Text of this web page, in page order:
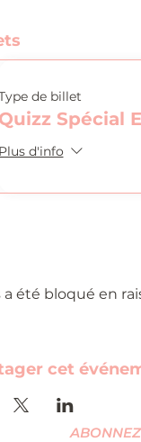
de billet
Quizz Spécial
Plus d'info
a été bloqué en
cet